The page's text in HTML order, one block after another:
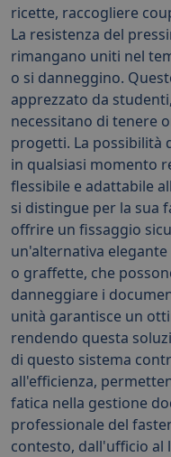
ricette, raccogliere
La resistenza del
rimangano uniti nel
o si danneggino.
apprezzato da
necessitano di tenere
progetti. La possibilità
in qualsiasi momento
flessibile e adattabile
si distingue per la sua
offrire un fissaggio
un'alternativa
o graffette, che
danneggiare i
unità garantisce un
rendendo questa
di questo sistema
all'efficienza,
fatica nella gestione
professionale del
contesto, dall'ufficio al